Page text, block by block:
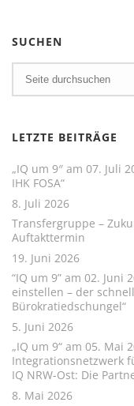
SUCHEN
LETZTE BEITRÄGE
„IQ um 9″ am 07. Juli
IHK FOSA“
8. Juli 2026
Transfergruppe –
Auftakttermin
19. Juni 2026
“IQ um 9” am 02. Juni
einstellen – der
Bürokratiedschungel“
5. Juni 2026
„IQ um 9“ am 05. Mai
Integrationsnetzwerk
IQ NRW-Ost: Die
8. Mai 2026